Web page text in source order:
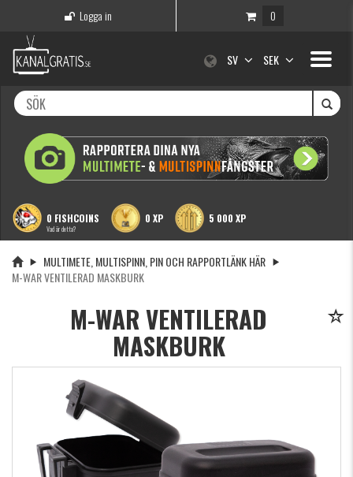
Logga in 0
Toggle
SV SEK
0 FISHCOINS
Vad är detta?
0 XP 5 000 XP
MULTIMETE, MULTISPINN, PIN OCH RAPPORTLÄNK HÄR
M-WAR VENTILERAD MASKBURK
M-WAR VENTILERAD
MASKBURK